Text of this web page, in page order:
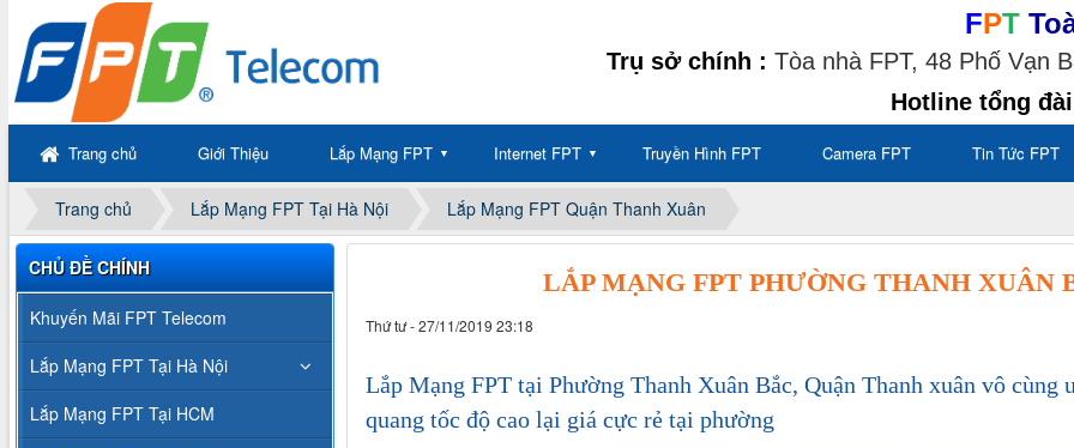
FPT
Trụ sở chính : Tòa nhà FPT, 48 Phố Vạn
Hotline tổng
Trang chủ Giới Thiệu Lắp Mạng FPT ▼ Internet FPT ▼ Truyền Hình FPT Camera FPT Tin Tức FPT
Trang chủ Lắp Mạng FPT Tại Hà Nội Lắp Mạng FPT Quận Thanh Xuân
LẮP MẠNG FPT PHƯỜNG THANH XUÂN
Thứ tư - 27/11/2019 23:18
Lắp Mạng FPT tại Phường Thanh Xuân Bắc, Quận Thanh xuân vô
quang tốc độ cao lại giá cực rẻ tại phường
CHỦ ĐỀ CHÍNH
Khuyến Mãi FPT Telecom
Lắp Mạng FPT Tại Hà Nội
Lắp Mạng FPT Tại HCM